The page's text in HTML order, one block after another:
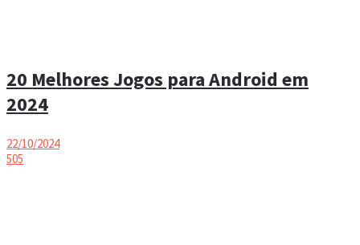
20 Melhores Jogos para Android em
2024
22/10/2024
505